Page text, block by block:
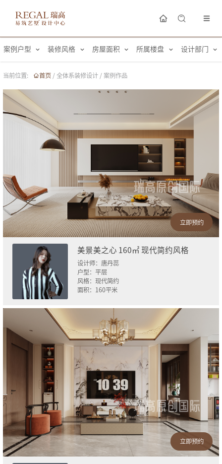
当前位置: 首页 / 全体系装修设计 / 案例作品
案例户型 装修风格 房屋面积 所属楼盘 设计部门
立即预约
美景美之心 160㎡ 现代简约风格
设计师：
唐丹蕊
户型： 平层
风格： 现代简约
面积：
160平米
立即预约